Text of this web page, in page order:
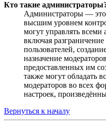
Кто такие
Администраторы — это
высшим уровнем
могут управлять
включая
пользователей,
назначение
предоставленных им
также могут обладать
модераторов во всех
настроек,
Вернуться к началу